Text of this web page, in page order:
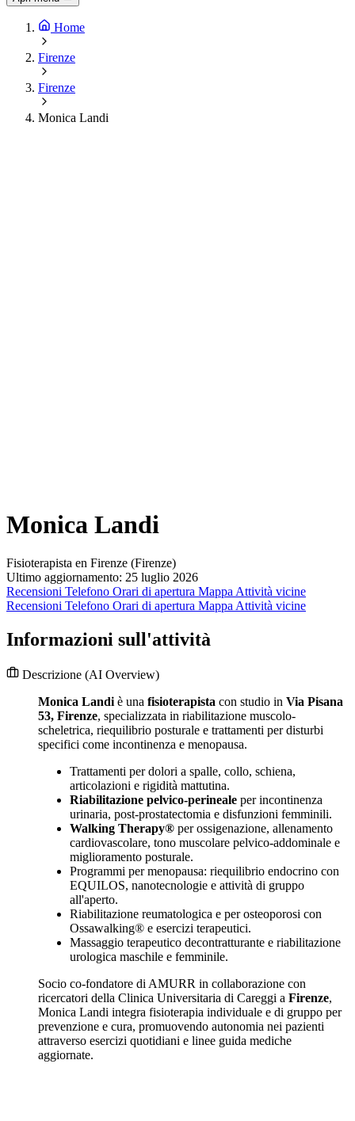
Home
Firenze
Firenze
Monica Landi
Monica Landi
Fisioterapista en Firenze (Firenze)
Ultimo aggiornamento: 25 luglio 2026
Recensioni Telefono Orari di apertura Mappa Attività vicine
Recensioni Telefono Orari di apertura Mappa Attività vicine
Informazioni sull'attività
Descrizione (AI Overview)
Monica Landi è una fisioterapista con studio in Via Pisana
53, Firenze, specializzata in riabilitazione muscolo-
scheletrica, riequilibrio posturale e trattamenti per disturbi
specifici come incontinenza e menopausa.
Trattamenti per dolori a spalle, collo, schiena,
articolazioni e rigidità mattutina.
Riabilitazione pelvico-perineale per incontinenza
urinaria, post-prostatectomia e disfunzioni femminili.
Walking Therapy® per ossigenazione, allenamento
cardiovascolare, tono muscolare pelvico-addominale e
miglioramento posturale.
Programmi per menopausa: riequilibrio endocrino con
EQUILOS, nanotecnologie e attività di gruppo
all'aperto.
Riabilitazione reumatologica e per osteoporosi con
Ossawalking® e esercizi terapeutici.
Massaggio terapeutico decontratturante e riabilitazione
urologica maschile e femminile.
Socio co-fondatore di AMURR in collaborazione con
ricercatori della Clinica Universitaria di Careggi a Firenze,
Monica Landi integra fisioterapia individuale e di gruppo per
prevenzione e cura, promuovendo autonomia nei pazienti
attraverso esercizi quotidiani e linee guida mediche
aggiornate.